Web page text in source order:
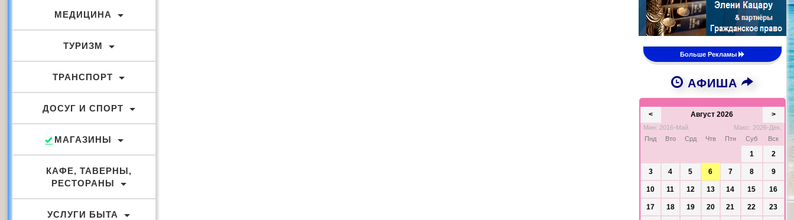
МЕДИЦИНА
ТУРИЗМ
ТРАНСПОРТ
ДОСУГ И СПОРТ
МАГАЗИНЫ
КАФЕ, ТАВЕРНЫ,
РЕСТОРАНЫ
УСЛУГИ БЫТА
Больше Рекламы
АФИША
< Август 2026 >
Мин: 2016-Май.
Макс: 2026-Дек.
Пнд
Вто Срд Чтв Птн Суб Вск
1 2
3 4 5 6 7 8 9
10 11 12 13 14 15 16
17 18 19 20 21 22 23